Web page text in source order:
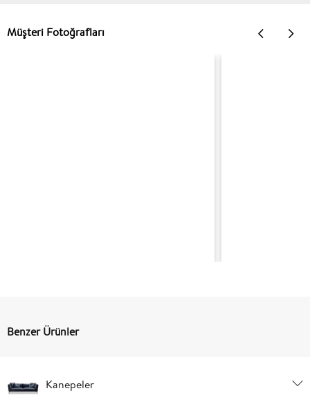
Müşteri Fotoğrafları
Benzer Ürünler
Kanepeler